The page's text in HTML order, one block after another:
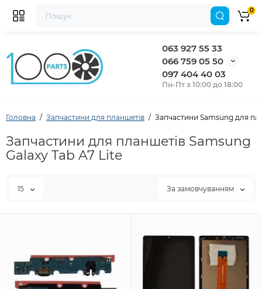
063 927 55 33
066 759 05 50
097 404 40 03
Пн-Пт з 10:00 до 18:00
0
Головна Запчастини для планшетів Запчастини Samsung для
Запчастини для планшетів Samsung
Galaxy Tab A7 Lite
15 За замовчуванням